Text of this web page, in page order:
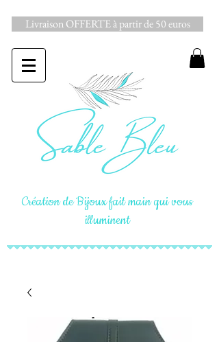
Livraison OFFERTE à partir de 50 euros
Création de Bijoux fait main qui vous
illuminent